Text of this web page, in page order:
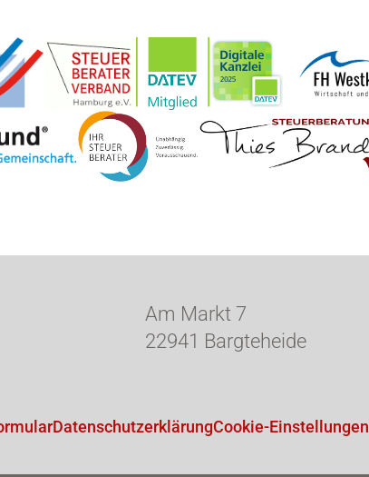
Am Markt 7
22941 Bargteheide
DatenschutzerklärungCookie-Einstellungen